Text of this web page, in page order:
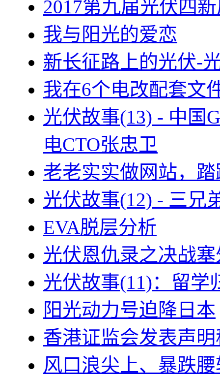
2017第九届光伏四
我与阳光的爱恋
新长征路上的光伏-
我在6个电改配套文
光伏故事(13) - 中国
电CTO张忠卫
老老实实做网站，
光伏故事(12) - 三兄
EVA脱层分析
光伏恩仇录之决战
光伏故事(11)：留学
阳光动力号迫降日本
香港证监会发表声
风口浪尖上、暴跌